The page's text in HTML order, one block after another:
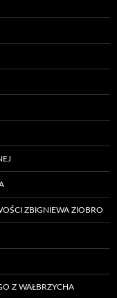
ZBIGNIEWA ZIOBRO
Z WAŁBRZYCHA